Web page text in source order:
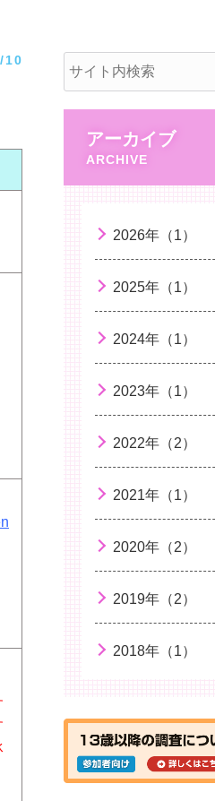
10
アーカイブ
2026年（1）
2025年（1）
2024年（1）
2023年（1）
2022年（2）
2021年（1）
2020年（2）
2019年（2）
2018年（1）